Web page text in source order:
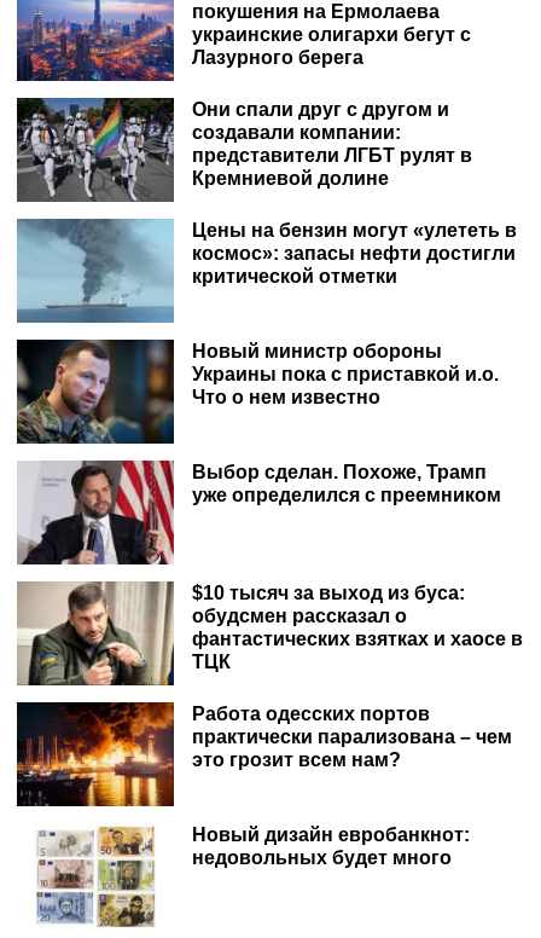
покушения на Ермолаева
украинские олигархи бегут с
Лазурного берега
Они спали друг с другом и
создавали компании:
представители ЛГБТ рулят в
Кремниевой долине
Цены на бензин могут «улететь в
космос»: запасы нефти достигли
критической отметки
Новый министр обороны
Украины пока с приставкой и.о.
Что о нем известно
Выбор сделан. Похоже, Трамп
уже определился с преемником
$10 тысяч за выход из буса:
обудсмен рассказал о
фантастических взятках и хаосе в
ТЦК
Работа одесских портов
практически парализована – чем
это грозит всем нам?
Новый дизайн евробанкнот:
недовольных будет много